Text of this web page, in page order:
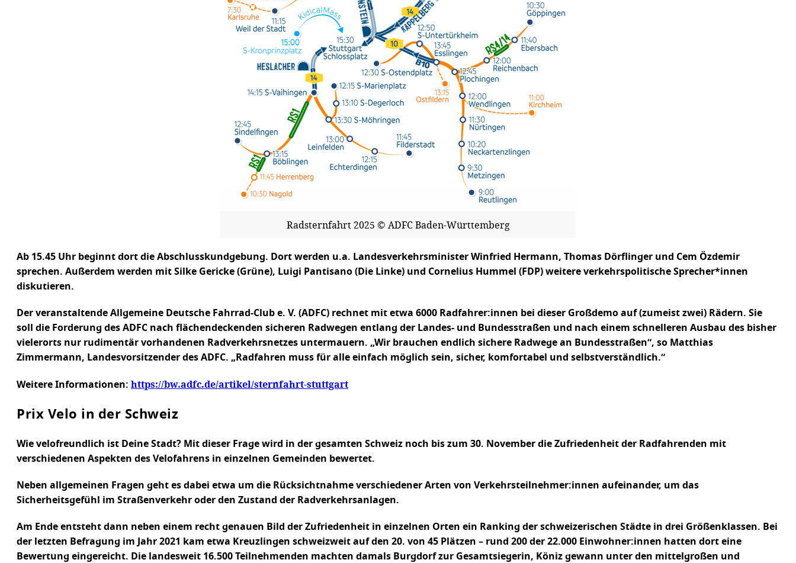
Radsternfahrt 2025 © ADFC Baden-Württemberg
Ab 15.45 Uhr beginnt dort die Abschlusskundgebung. Dort werden u.a. Landesverkehrsminister Winfried Hermann, Thomas Dörflinger und Cem Özdemir
sprechen. Außerdem werden mit Silke Gericke (Grüne), Luigi Pantisano (Die Linke) und Cornelius Hummel (FDP) weitere verkehrspolitische Sprecher*innen
diskutieren.
Der veranstaltende Allgemeine Deutsche Fahrrad-Club e. V. (ADFC) rechnet mit etwa 6000 Radfahrer:innen bei dieser Großdemo auf (zumeist zwei) Rädern. Sie
soll die Forderung des ADFC nach flächendeckenden sicheren Radwegen entlang der Landes- und Bundesstraßen und nach einem schnelleren Ausbau des bisher
vielerorts nur rudimentär vorhandenen Radverkehrsnetzes untermauern. „Wir brauchen endlich sichere Radwege an Bundesstraßen“, so Matthias
Zimmermann, Landesvorsitzender des ADFC. „Radfahren muss für alle einfach möglich sein, sicher, komfortabel und selbstverständlich.“
Weitere Informationen: https://bw.adfc.de/artikel/sternfahrt-stuttgart
Prix Velo in der Schweiz
Wie velofreundlich ist Deine Stadt? Mit dieser Frage wird in der gesamten Schweiz noch bis zum 30. November die Zufriedenheit der Radfahrenden mit
verschiedenen Aspekten des Velofahrens in einzelnen Gemeinden bewertet.
Neben allgemeinen Fragen geht es dabei etwa um die Rücksichtnahme verschiedener Arten von Verkehrsteilnehmer:innen aufeinander, um das
Sicherheitsgefühl im Straßenverkehr oder den Zustand der Radverkehrsanlagen.
Am Ende entsteht dann neben einem recht genauen Bild der Zufriedenheit in einzelnen Orten ein Ranking der schweizerischen Städte in drei Größenklassen. Bei
der letzten Befragung im Jahr 2021 kam etwa Kreuzlingen schweizweit auf den 20. von 45 Plätzen – rund 200 der 22.000 Einwohner:innen hatten dort eine
Bewertung eingereicht. Die landesweit 16.500 Teilnehmenden machten damals Burgdorf zur Gesamtsiegerin, Köniz gewann unter den mittelgroßen und